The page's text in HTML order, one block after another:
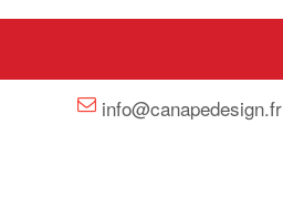
info@canapedesign.fr